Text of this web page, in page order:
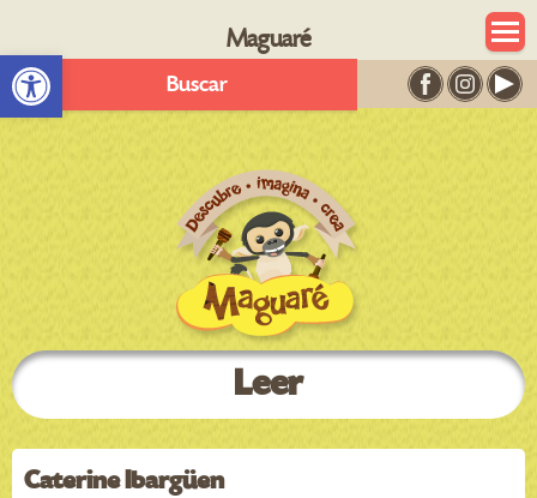
Abrir barra de herramientas
Maguaré
Buscar
Leer
Caterine Ibargüen